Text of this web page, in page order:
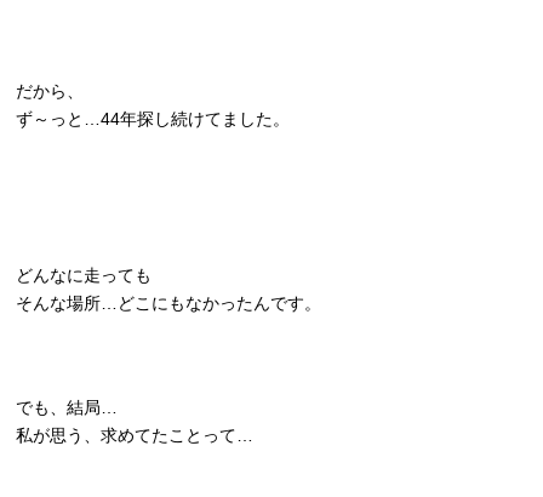
だから、
ず～っと…44年探し続けてました。
どんなに走っても
そんな場所…どこにもなかったんです。
でも、結局…
私が思う、求めてたことって…